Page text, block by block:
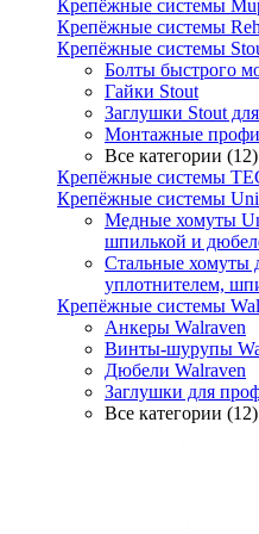
Крепёжные системы
Крепёжные системы
Крепёжные системы
Болты быстрого
Гайки Stout
Заглушки Stout
Монтажные
Все категории (12)
Крепёжные системы
Крепёжные системы
Медные хомуты
шпилькой и
Стальные хомуты
уплотнителем,
Крепёжные системы
Анкеры Walraven
Винты-шурупы
Дюбели Walraven
Заглушки для
Все категории (12)